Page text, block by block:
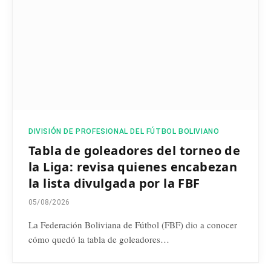
DIVISIÓN DE PROFESIONAL DEL FÚTBOL BOLIVIANO
Tabla de goleadores del torneo de
la Liga: revisa quienes encabezan
la lista divulgada por la FBF
05/08/2026
La Federación Boliviana de Fútbol (FBF) dio a conocer
cómo quedó la tabla de goleadores…